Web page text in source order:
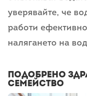
уверявайте, че
работи
налягането на
Подобрено
семейство